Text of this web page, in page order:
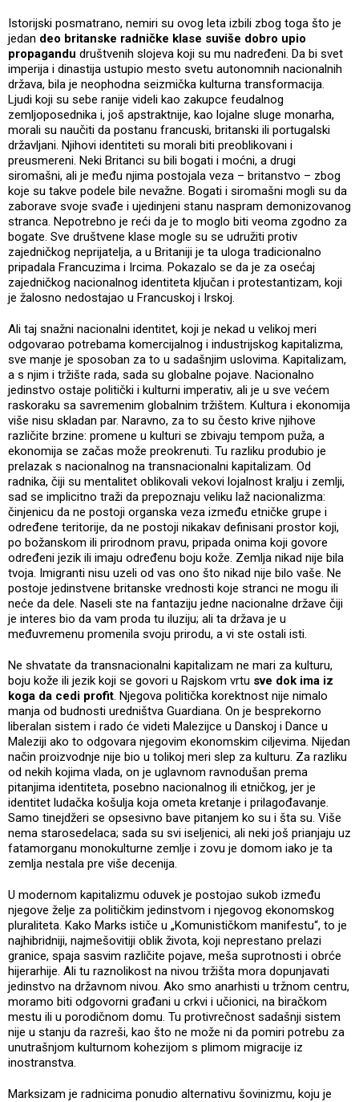
Istorijski posmatrano, nemiri su ovog leta izbili zbog toga što je
jedan deo britanske radničke klase suviše dobro upio
propagandu društvenih slojeva koji su mu nadređeni. Da bi svet
imperija i dinastija ustupio mesto svetu autonomnih nacionalnih
država, bila je neophodna seizmička kulturna transformacija.
Ljudi koji su sebe ranije videli kao zakupce feudalnog
zemljoposednika i, još apstraktnije, kao lojalne sluge monarha,
morali su naučiti da postanu francuski, britanski ili portugalski
državljani. Njihovi identiteti su morali biti preoblikovani i
preusmereni. Neki Britanci su bili bogati i moćni, a drugi
siromašni, ali je među njima postojala veza – britanstvo – zbog
koje su takve podele bile nevažne. Bogati i siromašni mogli su da
zaborave svoje svađe i ujedinjeni stanu naspram demonizovanog
stranca. Nepotrebno je reći da je to moglo biti veoma zgodno za
bogate. Sve društvene klase mogle su se udružiti protiv
zajedničkog neprijatelja, a u Britaniji je ta uloga tradicionalno
pripadala Francuzima i Ircima. Pokazalo se da je za osećaj
zajedničkog nacionalnog identiteta ključan i protestantizam, koji
je žalosno nedostajao u Francuskoj i Irskoj.
Ali taj snažni nacionalni identitet, koji je nekad u velikoj meri
odgovarao potrebama komercijalnog i industrijskog kapitalizma,
sve manje je sposoban za to u sadašnjim uslovima. Kapitalizam,
a s njim i tržište rada, sada su globalne pojave. Nacionalno
jedinstvo ostaje politički i kulturni imperativ, ali je u sve većem
raskoraku sa savremenim globalnim tržištem. Kultura i ekonomija
više nisu skladan par. Naravno, za to su često krive njihove
različite brzine: promene u kulturi se zbivaju tempom puža, a
ekonomija se začas može preokrenuti. Tu razliku produbio je
prelazak s nacionalnog na transnacionalni kapitalizam. Od
radnika, čiji su mentalitet oblikovali vekovi lojalnost kralju i zemlji,
sad se implicitno traži da prepoznaju veliku laž nacionalizma:
činjenicu da ne postoji organska veza između etničke grupe i
određene teritorije, da ne postoji nikakav definisani prostor koji,
po božanskom ili prirodnom pravu, pripada onima koji govore
određeni jezik ili imaju određenu boju kože. Zemlja nikad nije bila
tvoja. Imigranti nisu uzeli od vas ono što nikad nije bilo vaše. Ne
postoje jedinstvene britanske vrednosti koje stranci ne mogu ili
neće da dele. Naseli ste na fantaziju jedne nacionalne države čiji
je interes bio da vam proda tu iluziju; ali ta država je u
međuvremenu promenila svoju prirodu, a vi ste ostali isti.
Ne shvatate da transnacionalni kapitalizam ne mari za kulturu,
boju kože ili jezik koji se govori u Rajskom vrtu sve dok ima iz
koga da cedi profit. Njegova politička korektnost nije nimalo
manja od budnosti uredništva Guardiana. On je besprekorno
liberalan sistem i rado će videti Malezijce u Danskoj i Dance u
Maleziji ako to odgovara njegovim ekonomskim ciljevima. Nijedan
način proizvodnje nije bio u tolikoj meri slep za kulturu. Za razliku
od nekih kojima vlada, on je uglavnom ravnodušan prema
pitanjima identiteta, posebno nacionalnog ili etničkog, jer je
identitet ludačka košulja koja ometa kretanje i prilagođavanje.
Samo tinejdžeri se opsesivno bave pitanjem ko su i šta su. Više
nema starosedelaca; sada su svi iseljenici, ali neki još prianjaju uz
fatamorganu monokulturne zemlje i zovu je domom iako je ta
zemlja nestala pre više decenija.
U modernom kapitalizmu oduvek je postojao sukob između
njegove želje za političkim jedinstvom i njegovog ekonomskog
pluraliteta. Kako Marks ističe u „Komunističkom manifestu“, to je
najhibridniji, najmešovitiji oblik života, koji neprestano prelazi
granice, spaja sasvim različite pojave, meša suprotnosti i obrće
hijerarhije. Ali tu raznolikost na nivou tržišta mora dopunjavati
jedinstvo na državnom nivou. Ako smo anarhisti u tržnom centru,
moramo biti odgovorni građani u crkvi i učionici, na biračkom
mestu ili u porodičnom domu. Tu protivrečnost sadašnji sistem
nije u stanju da razreši, kao što ne može ni da pomiri potrebu za
unutrašnjom kulturnom kohezijom s plimom migracije iz
inostranstva.
Marksizam je radnicima ponudio alternativu šovinizmu, koju je